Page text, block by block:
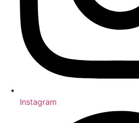
Instagram